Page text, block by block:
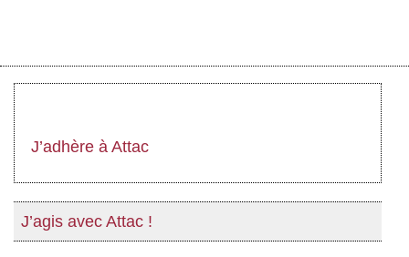
J’adhère à Attac
J’agis avec Attac !